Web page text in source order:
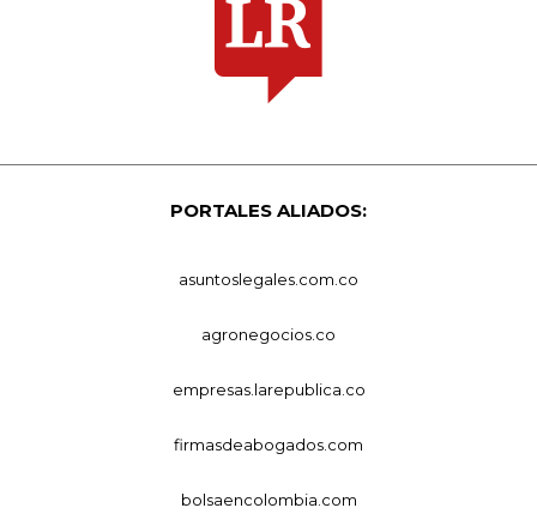
PORTALES ALIADOS:
asuntoslegales.com.co
agronegocios.co
empresas.larepublica.co
firmasdeabogados.com
bolsaencolombia.com